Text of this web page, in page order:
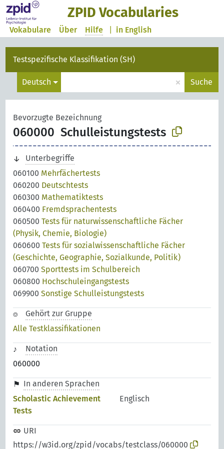
ZPID Vocabularies
in English
Vokabulare Über Hilfe
Testspezifische Klassifikation (SH)
Deutsch × Suche
Bevorzugte Bezeichnung
060000 Schulleistungstests
Unterbegriffe
060100 Mehrfächertests
060200 Deutschtests
060300 Mathematiktests
060400 Fremdsprachentests
060500Tests für naturwissenschaftliche Fächer
(Physik, Chemie, Biologie)
060600Tests für sozialwissenschaftliche Fächer
(Geschichte, Geographie, Sozialkunde, Politik)
060700Sporttests im Schulbereich
060800 Hochschuleingangstests
069900Sonstige Schulleistungstests
Gehört zur Gruppe
Alle Testklassifikationen
Notation
060000
In anderen Sprachen
Scholastic Achievement
Tests
Englisch
URI
https://w3id.org/zpid/vocabs/testclass/060000